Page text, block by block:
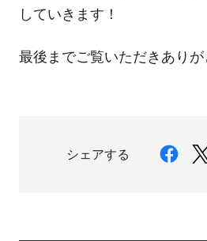
していきます！
最後までご覧いただきあり
シェアする